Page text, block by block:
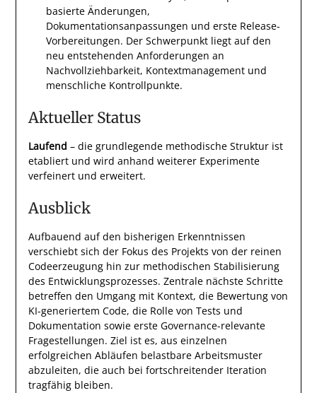
basierte Änderungen,
Dokumentationsanpassungen und erste Release-
Vorbereitungen. Der Schwerpunkt liegt auf den
neu entstehenden Anforderungen an
Nachvollziehbarkeit, Kontextmanagement und
menschliche Kontrollpunkte.
Aktueller Status
Laufend – die grundlegende methodische Struktur ist
etabliert und wird anhand weiterer Experimente
verfeinert und erweitert.
Ausblick
Aufbauend auf den bisherigen Erkenntnissen
verschiebt sich der Fokus des Projekts von der reinen
Codeerzeugung hin zur methodischen Stabilisierung
des Entwicklungsprozesses. Zentrale nächste Schritte
betreffen den Umgang mit Kontext, die Bewertung von
KI-generiertem Code, die Rolle von Tests und
Dokumentation sowie erste Governance-relevante
Fragestellungen. Ziel ist es, aus einzelnen
erfolgreichen Abläufen belastbare Arbeitsmuster
abzuleiten, die auch bei fortschreitender Iteration
tragfähig bleiben.